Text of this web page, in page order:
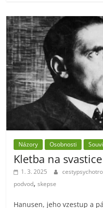
Názory Osobnosti
Kletba na svastice
1. 3. 2025
podvod,skepse
Hanusen, jeho vzestup a